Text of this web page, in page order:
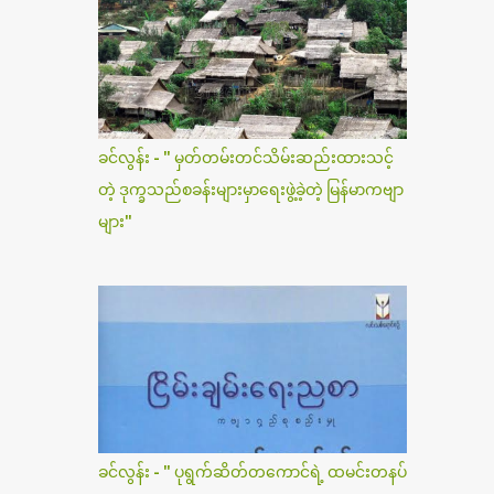
ခင်လွန်း - " မှတ်တမ်းတင်သိမ်းဆည်းထားသင့်
တဲ့ ဒုက္ခသည်စခန်းများမှာရေးဖွဲ့ခဲ့တဲ့ မြန်မာကဗျာ
များ"
ခင်လွန်း - " ပုရွက်ဆိတ်တကောင်ရဲ့ ထမင်းတနပ်